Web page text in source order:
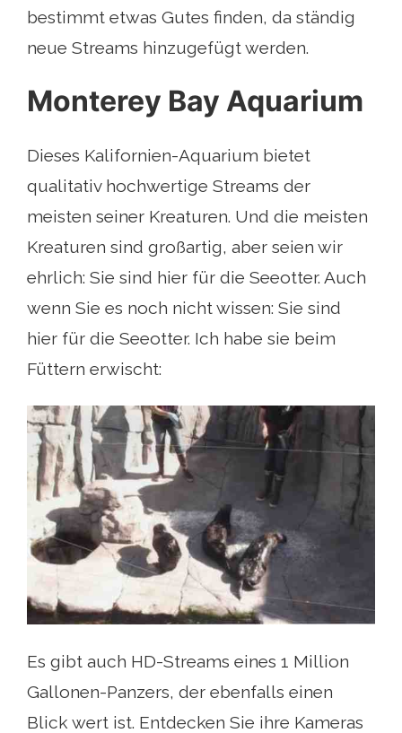
bestimmt etwas Gutes finden, da ständig
neue Streams hinzugefügt werden.
Monterey Bay Aquarium
Dieses Kalifornien-Aquarium bietet
qualitativ hochwertige Streams der
meisten seiner Kreaturen. Und die meisten
Kreaturen sind großartig, aber seien wir
ehrlich: Sie sind hier für die Seeotter. Auch
wenn Sie es noch nicht wissen: Sie sind
hier für die Seeotter. Ich habe sie beim
Füttern erwischt:
Es gibt auch HD-Streams eines 1 Million
Gallonen-Panzers, der ebenfalls einen
Blick wert ist. Entdecken Sie ihre Kameras